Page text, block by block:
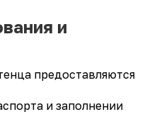
и
предоставляются
и заполнении